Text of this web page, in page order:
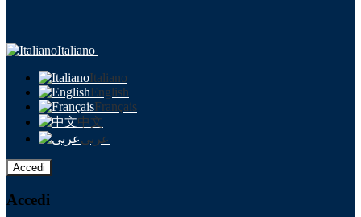
Italiano
Italiano
English
Français
中文
عربى
Accedi
Accedi